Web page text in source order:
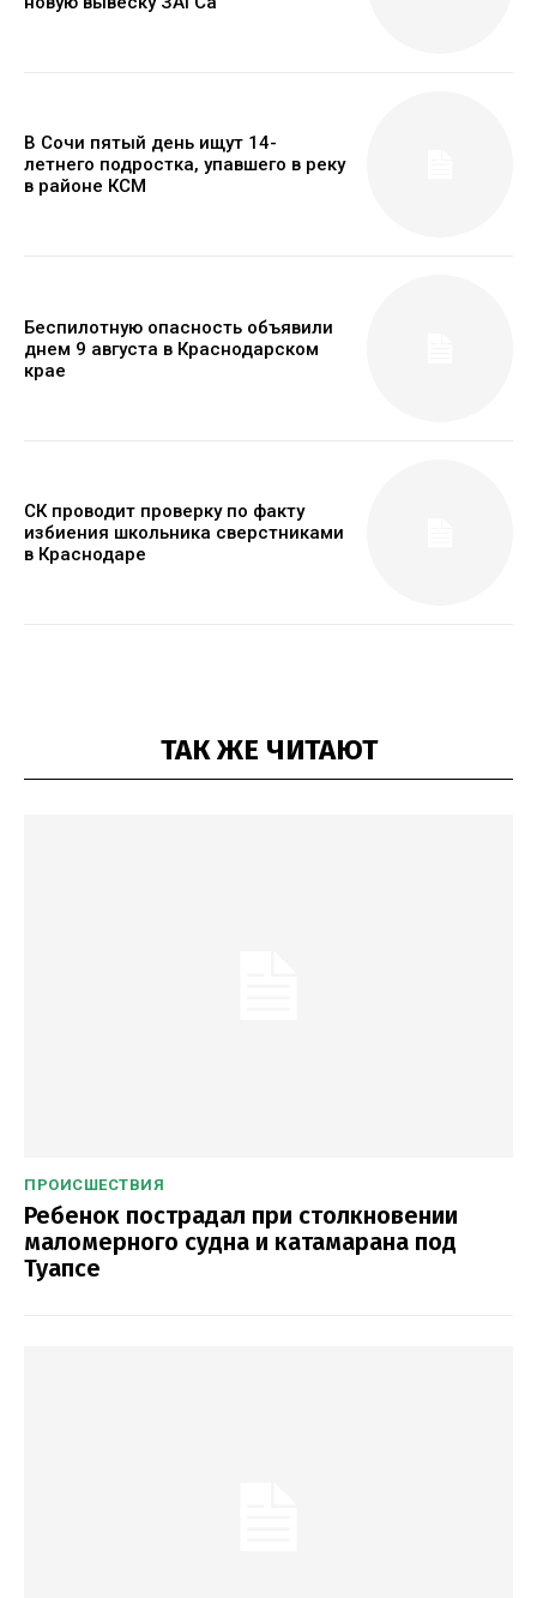
В Сочи пятый день ищут 14-
летнего подростка, упавшего в реку
в районе КСМ
Беспилотную опасность объявили
днем 9 августа в Краснодарском
крае
СК проводит проверку по факту
избиения школьника сверстниками
в Краснодаре
ТАК ЖЕ ЧИТАЮТ
ПРОИСШЕСТВИЯ
Ребенок пострадал при столкновении
маломерного судна и катамарана под
Туапсе